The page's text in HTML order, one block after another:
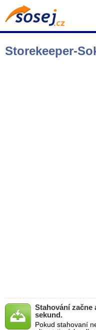
Storekeeper-
Stahování začne
sekund.
Pokud stahovaní